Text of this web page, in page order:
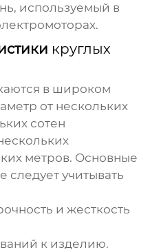
используемый в
круглых
в широком
от нескольких
сотен
метров. Основные
следует учитывать
и жесткость
к изделию.